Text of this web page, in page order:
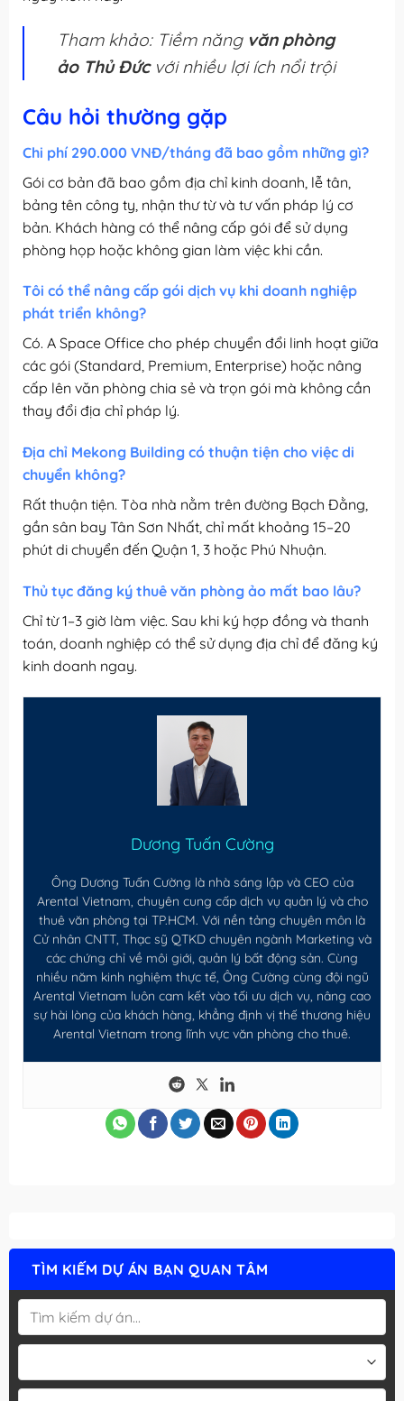
Tham khảo: Tiềm năng văn phòng
ảo Thủ Đứcvới nhiều lợi ích nổi trội
Câu hỏi thường gặp
Chi phí 290.000 VNĐ/tháng đã bao gồm những gì?
Gói cơ bản đã bao gồm địa chỉ kinh doanh, lễ tân,
bảng tên công ty, nhận thư từ và tư vấn pháp lý cơ
bản. Khách hàng có thể nâng cấp gói để sử dụng
phòng họp hoặc không gian làm việc khi cần.
Tôi có thể nâng cấp gói dịch vụ khi doanh nghiệp
phát triển không?
Có. A Space Office cho phép chuyển đổi linh hoạt giữa
các gói (Standard, Premium, Enterprise) hoặc nâng
cấp lên văn phòng chia sẻ và trọn gói mà không cần
thay đổi địa chỉ pháp lý.
Địa chỉ Mekong Building có thuận tiện cho việc di
chuyển không?
Rất thuận tiện. Tòa nhà nằm trên đường Bạch Đằng,
gần sân bay Tân Sơn Nhất, chỉ mất khoảng 15–20
phút di chuyển đến Quận 1, 3 hoặc Phú Nhuận.
Thủ tục đăng ký thuê văn phòng ảo mất bao lâu?
Chỉ từ 1–3 giờ làm việc. Sau khi ký hợp đồng và thanh
toán, doanh nghiệp có thể sử dụng địa chỉ để đăng ký
kinh doanh ngay.
Dương Tuấn Cường
Ông Dương Tuấn Cường là nhà sáng lập và CEO của
Arental Vietnam, chuyên cung cấp dịch vụ quản lý và cho
thuê văn phòng tại TP.HCM. Với nền tảng chuyên môn là
Cử nhân CNTT, Thạc sỹ QTKD chuyên ngành Marketing và
các chứng chỉ về môi giới, quản lý bất động sản. Cùng
nhiều năm kinh nghiệm thực tế, Ông Cường cùng đội ngũ
Arental Vietnam luôn cam kết vào tối ưu dịch vụ, nâng cao
sự hài lòng của khách hàng, khẳng định vị thế thương hiệu
Arental Vietnam trong lĩnh vực văn phòng cho thuê.
TÌM KIẾM DỰ ÁN BẠN QUAN TÂM